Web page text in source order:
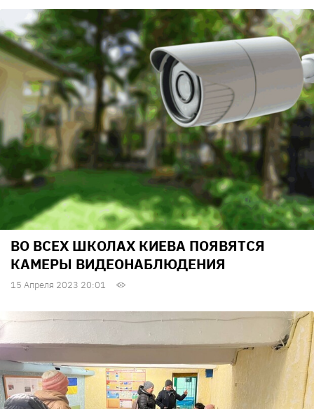
ВО ВСЕХ ШКОЛАХ КИЕВА ПОЯВЯТСЯ
КАМЕРЫ ВИДЕОНАБЛЮДЕНИЯ
15 Апреля 2023 20:01